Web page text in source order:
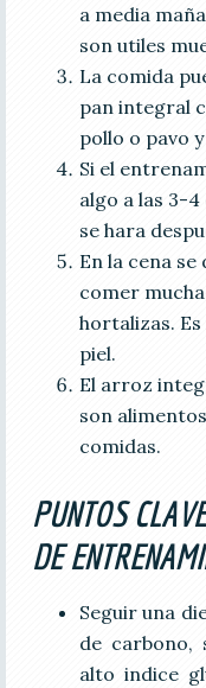
a media
son utiles
La comida
pan integral
pollo o pavo
Si el
algo a las 3-
se hara
En la cena
comer
hortalizas.
piel.
El arroz
son
comidas.
PUNTOS
DE
Seguir una
de carbono,
alto indice